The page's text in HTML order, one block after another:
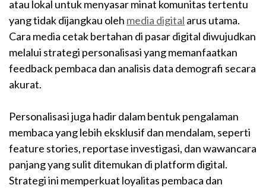
atau lokal untuk menyasar minat komunitas tertentu
yang tidak dijangkau oleh media digital arus utama.
Cara media cetak bertahan di pasar digital diwujudkan
melalui strategi personalisasi yang memanfaatkan
feedback pembaca dan analisis data demografi secara
akurat.
Personalisasi juga hadir dalam bentuk pengalaman
membaca yang lebih eksklusif dan mendalam, seperti
feature stories, reportase investigasi, dan wawancara
panjang yang sulit ditemukan di platform digital.
Strategi ini memperkuat loyalitas pembaca dan